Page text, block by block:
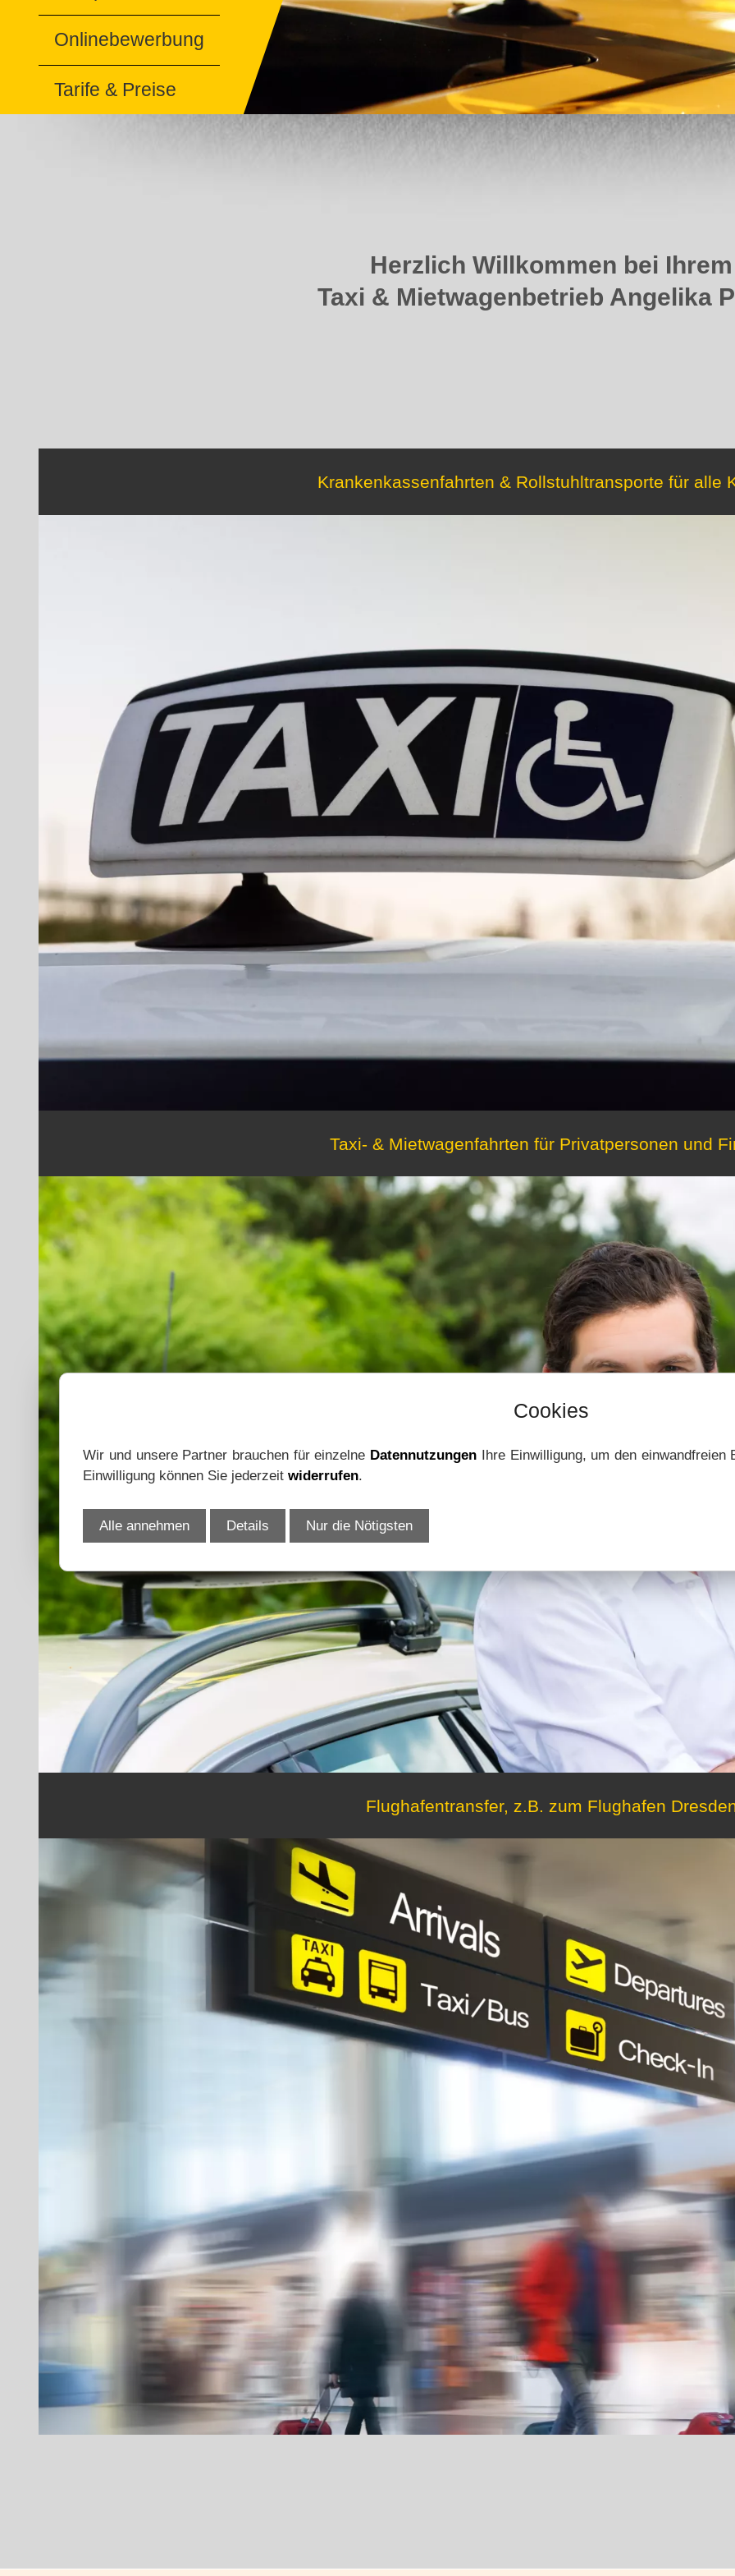
Onlinebewerbung
Tarife & Preise
Herzlich Willkommen bei Ihrem
Taxi & Mietwagenbetrieb Angelika
Krankenkassenfahrten & Rollstuhltransporte für alle
Taxi- & Mietwagenfahrten für Privatpersonen und
Flughafentransfer, z.B. zum Flughafen
Cookies
Wir und unsere Partner brauchen für einzelne Datennutzungen Ihre Einwilligung, um den
Einwilligung können Sie jederzeitwiderrufen.
Alle annehmen Details Nur die Nötigsten